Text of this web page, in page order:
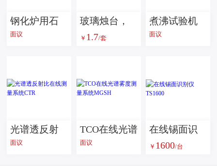
钢化炉用石
英陶瓷棒
面议
玻璃烛台，
蜡烛罐，蜡
￥ 1.7/套
煮沸试验机
面议
光谱透反射
比在线测量
面议
TCO在线光谱
雾度测量系
面议
在线锡面识
别仪 TS1600
￥ 1600/台